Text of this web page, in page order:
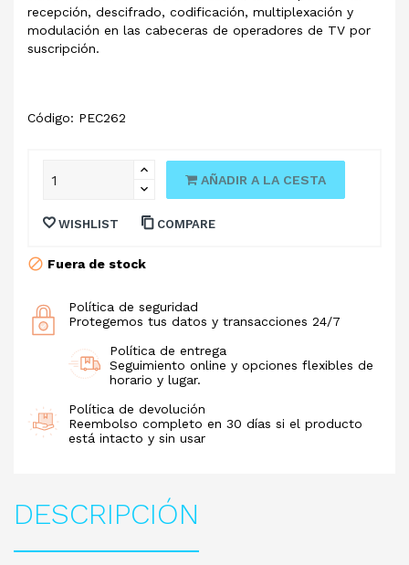
recepción, descifrado, codificación, multiplexación y
modulación en las cabeceras de operadores de TV por
suscripción.
Código: PEC262
AÑADIR A LA CESTA
WISHLIST COMPARE
Fuera de stock
Política de seguridad
Protegemos tus datos y transacciones 24/7
Política de entrega
Seguimiento online y opciones flexibles de
horario y lugar.
Política de devolución
Reembolso completo en 30 días si el producto
está intacto y sin usar
DESCRIPCIÓN